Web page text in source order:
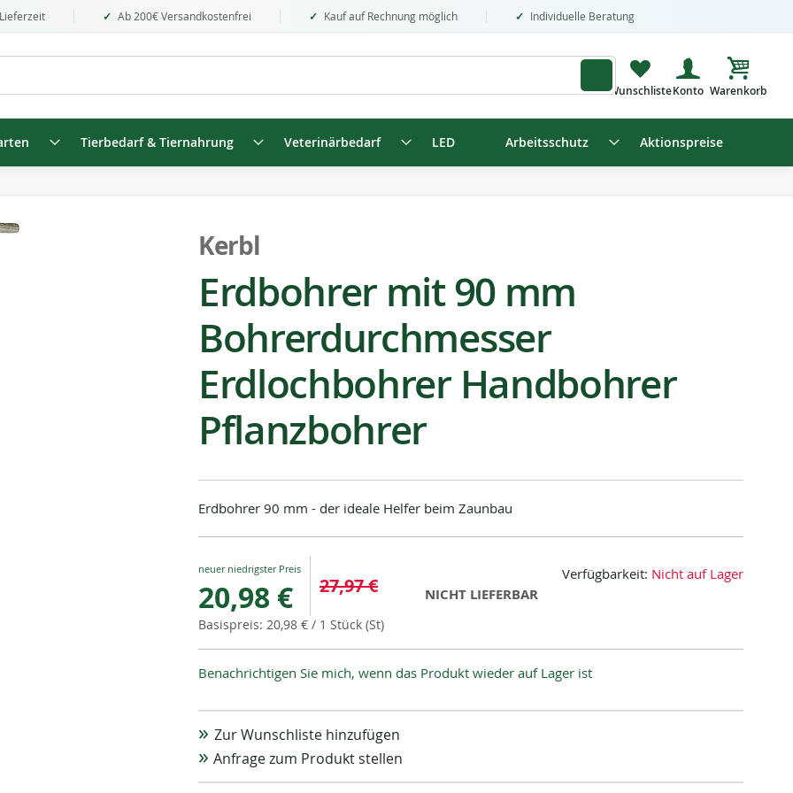
Ab 200€ Versandkostenfrei Kauf auf Rechnung möglich Individuelle Beratung
Mein
Tierbedarf & Tiernahrung Veterinärbedarf LED Arbeitsschutz Aktionspreise
Kerbl
Erdbohrer mit 90 mm
Bohrerdurchmesser
Erdlochbohrer Handbohrer
Pflanzbohrer
Erdbohrer 90 mm - der ideale Helfer beim Zaunbau
Special
Price
20,98 € 27,97 €
20,98 € / 1 Stück (St)
Verfügbarkeit: Nicht auf Lager
NICHT LIEFERBAR
Benachrichtigen Sie mich, wenn das Produkt wieder auf Lager ist
Zur Wunschliste hinzufügen
Anfrage zum Produkt stellen